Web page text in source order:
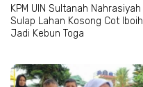
KPM UIN Sultanah Nahrasiyah
Sulap Lahan Kosong Cot Iboih
Jadi Kebun Toga